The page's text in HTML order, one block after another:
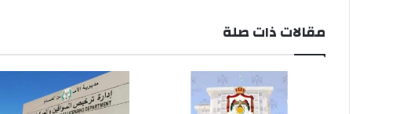
مقالات ذات صلة